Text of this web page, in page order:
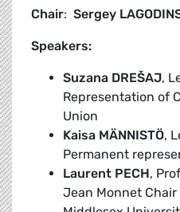
Chair: Sergey
Speakers:
Suzana DREŠAJ,
Representation of
Union
Kaisa MÄNNISTÖ,
Permanent
Laurent PECH,
Jean Monnet